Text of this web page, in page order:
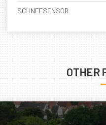
SCHNEESENSOR
OTHER